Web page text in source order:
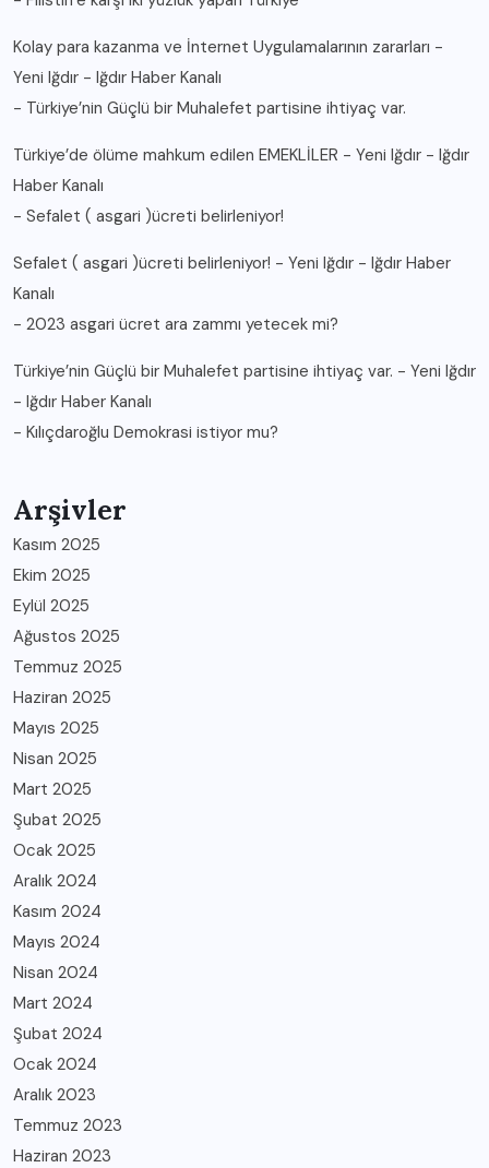
Kolay para kazanma ve İnternet Uygulamalarının zararları -
Yeni Iğdır - Iğdır Haber Kanalı
- Türkiye’nin Güçlü bir Muhalefet partisine ihtiyaç var.
Türkiye’de ölüme mahkum edilen EMEKLİLER - Yeni Iğdır - Iğdır
Haber Kanalı
- Sefalet ( asgari )ücreti belirleniyor!
Sefalet ( asgari )ücreti belirleniyor! - Yeni Iğdır - Iğdır Haber
Kanalı
- 2023 asgari ücret ara zammı yetecek mi?
Türkiye’nin Güçlü bir Muhalefet partisine ihtiyaç var. - Yeni Iğdır
- Iğdır Haber Kanalı
- Kılıçdaroğlu Demokrasi istiyor mu?
Arşivler
Kasım 2025
Ekim 2025
Eylül 2025
Ağustos 2025
Temmuz 2025
Haziran 2025
Mayıs 2025
Nisan 2025
Mart 2025
Şubat 2025
Ocak 2025
Aralık 2024
Kasım 2024
Mayıs 2024
Nisan 2024
Mart 2024
Şubat 2024
Ocak 2024
Aralık 2023
Temmuz 2023
Haziran 2023